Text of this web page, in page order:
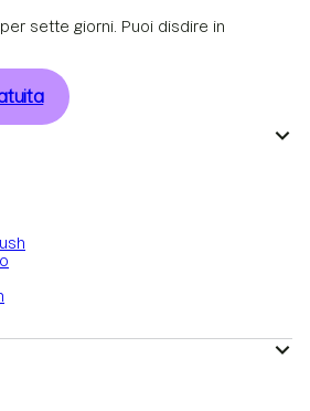
sette giorni. Puoi disdire in